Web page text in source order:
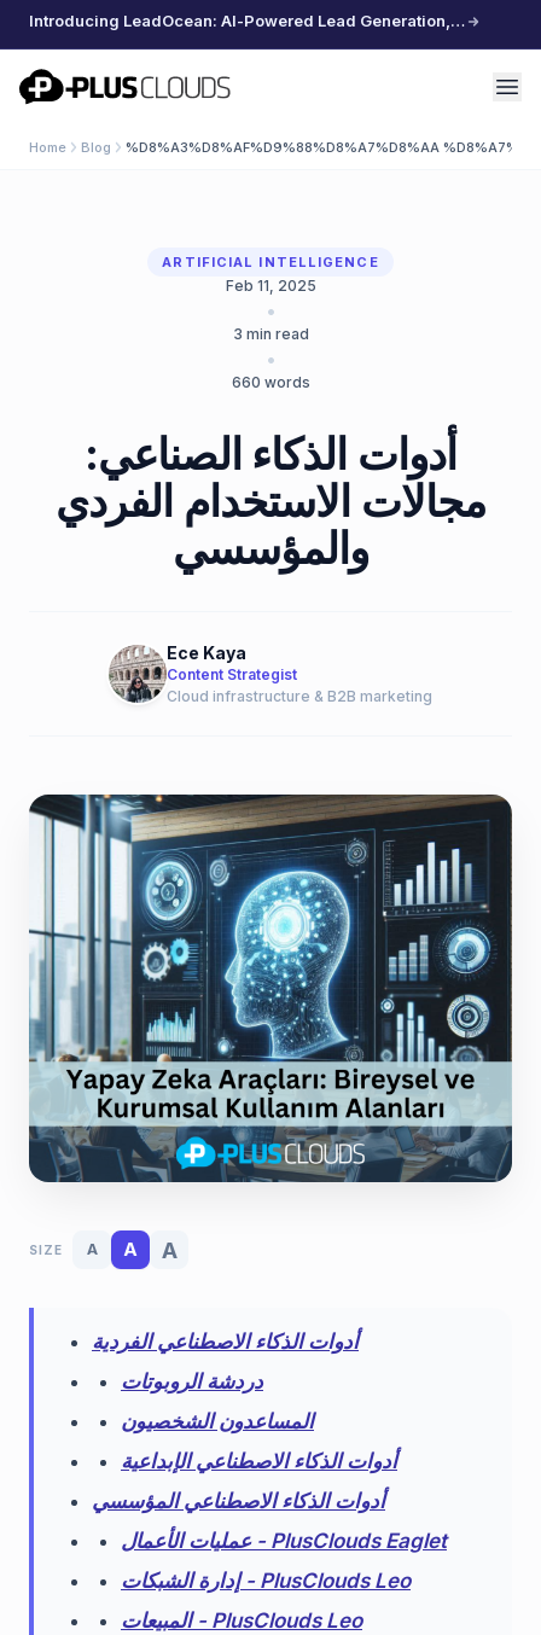
Introducing LeadOcean: AI-Powered Lead Generation, Curated Data, Effortless Scaling
PlusClouds
Home Blog %D8%A3%D8%AF%D9%88%D8%A7%D8%AA
ARTIFICIAL INTELLIGENCE
Feb 11, 2025
•
3 min read
•
660 words
أدوات الذكاء الصناعي:
مجالات الاستخدام الفردي
والمؤسسي
Ece Kaya
Content Strategist
Cloud infrastructure & B2B marketing
SIZE A A A
أدوات الذكاء الاصطناعي الفردية
دردشة الروبوتات
المساعدون الشخصيون
أدوات الذكاء الاصطناعي الإبداعية
أدوات الذكاء الاصطناعي المؤسسي
عمليات الأعمال - PlusClouds Eaglet
إدارة الشبكات - PlusClouds Leo
المبيعات - PlusClouds Leo